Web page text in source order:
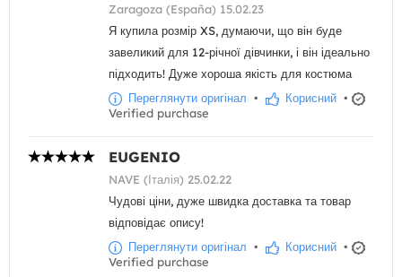
Zaragoza (España) 15.02.23
Я купила розмір XS, думаючи, що він буде
завеликий для 12-річної дівчинки, і він ідеально
підходить! Дуже хороша якість для костюма
Переглянути оригінал • Корисний •
Verified purchase
EUGENIO
NAVE (Італія) 25.02.22
Чудові ціни, дуже швидка доставка та товар
відповідає опису!
Переглянути оригінал • Корисний •
Verified purchase